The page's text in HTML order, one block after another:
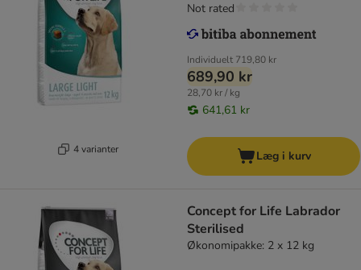
4 varianter
Individuelt 719,80 kr
689,90 kr
28,70 kr / kg
641,61 kr
Not rated
Læg i kurv
Concept for Life Labrador
Sterilised
Økonomipakke: 2 x 12 kg